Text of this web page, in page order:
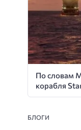
По словам
корабля
БЛОГИ